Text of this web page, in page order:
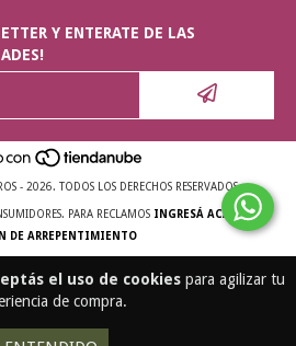
el uso de cookiespara agilizar tu
de compra.
Y ENTERATE DE LAS
- 2026. TODOS LOS DERECHOS RESERVADOS.
PARA RECLAMOS INGRESÁ ACÁ.
DE ARREPENTIMIENTO